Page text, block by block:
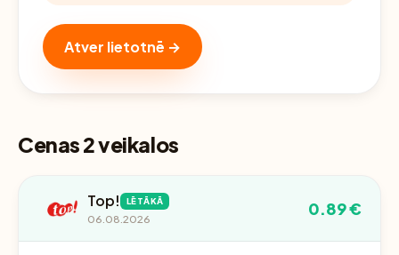
Atver lietotnē →
Cenas 2 veikalos
Top! LĒTĀKĀ
06.08.2026
0.89 €